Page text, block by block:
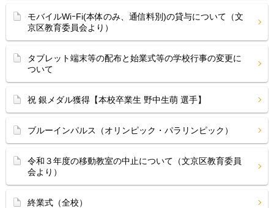
モバイルWiｰFi(本体のみ、通信料別)の貸与について（文
京区教育委員会より）
タブレット端末等の配布と始業式等の学校行事の変更に
ついて
祝 銀メダル獲得【本校卒業生 野中生萌 選手】
ブルーインパルス（オリンピック・パラリンピック）
令和３年度の移動教室の中止について（文京区教育委員
会より）
終業式（全校）